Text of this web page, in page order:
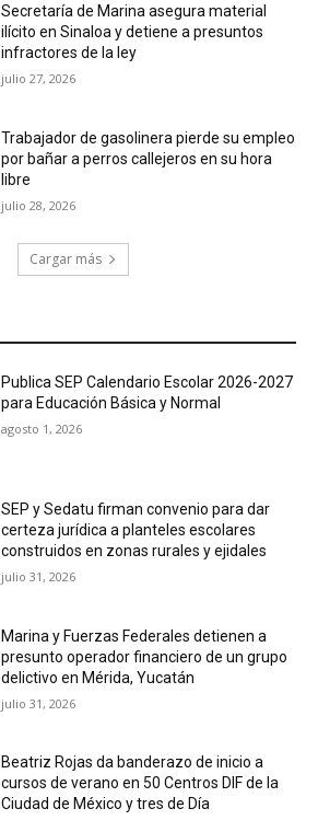
Secretaría de Marina asegura material
ilícito en Sinaloa y detiene a presuntos
infractores de la ley
julio 27, 2026
Trabajador de gasolinera pierde su empleo
por bañar a perros callejeros en su hora
libre
julio 28, 2026
Cargar más
Publica SEP Calendario Escolar 2026-2027
para Educación Básica y Normal
agosto 1, 2026
SEP y Sedatu firman convenio para dar
certeza jurídica a planteles escolares
construidos en zonas rurales y ejidales
julio 31, 2026
Marina y Fuerzas Federales detienen a
presunto operador financiero de un grupo
delictivo en Mérida, Yucatán
julio 31, 2026
Beatriz Rojas da banderazo de inicio a
cursos de verano en 50 Centros DIF de la
Ciudad de México y tres de Día